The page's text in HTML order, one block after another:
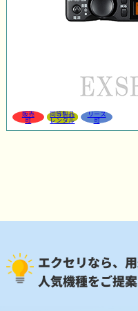
販売
可
同等製品
レンタル
リース
可
エクセリなら、
人気機種をご提